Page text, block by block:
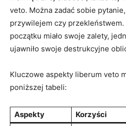
veto. Można‍ zadać sobie
‍przywilejem czy‍ przekleństwem.
początku miało swoje zalety,⁤
ujawniło swoje destrukcyjne
Kluczowe aspekty liberum‍ veto
poniższej tabeli:
Aspekty Korzyści